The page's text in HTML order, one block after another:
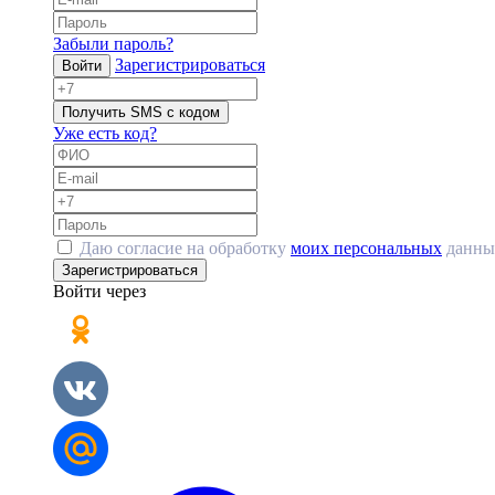
Забыли пароль?
Войти Зарегистрироваться
Получить SMS с кодом
Уже есть код?
Даю согласие на обработку моих персональных
Зарегистрироваться
Войти через